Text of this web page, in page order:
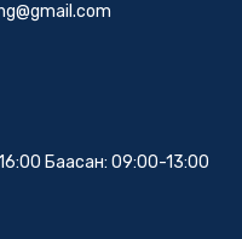
Баасан: 09:00-13:00